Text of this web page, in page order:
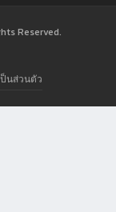
Reserved.
นส่วนตัว